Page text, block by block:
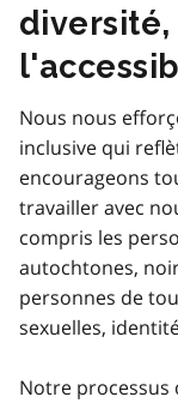
Nous nous
inclusive qui
encourageons
travailler avec
compris les
autochtones,
personnes de
sexuelles,
Notre processus